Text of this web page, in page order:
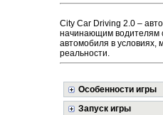
City Car Driving 2.0 –
начинающим водителям
автомобиля в условиях,
реальности.
Особенности игры
Запуск игры